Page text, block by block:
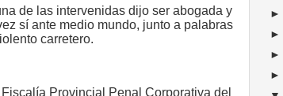
de las intervenidas dijo ser abogada y
sí ante medio mundo, junto a palabras
carretero.
Provincial Penal Corporativa del
►
►
►
►